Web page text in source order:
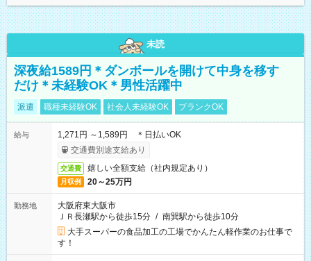
未読
深夜給1589円＊ダンボールを開けて中身を移す
だけ＊未経験OK＊男性活躍中
派遣 職種未経験OK 社会人未経験OK ブランクOK
給与
1,271円 ～1,589円 ＊日払いOK
交通費別途支給あり
交通費 嬉しい全額支給（社内規定あり）
月収例 20～25万円
勤務地
大阪府東大阪市
ＪＲ長瀬駅から徒歩15分 / 南巽駅から徒歩10分
大手スーパーの食品加工の工場でかんたん軽作業のお仕事で
す！